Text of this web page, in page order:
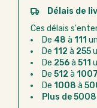
Paiement
Virement
après la
Chorus Pro :
administratif
Délais de
Ces délais
De 48 à 111
De 112 à 255
De 256à 511
De 512 à 1007
De 1008 à
Plus de 5008